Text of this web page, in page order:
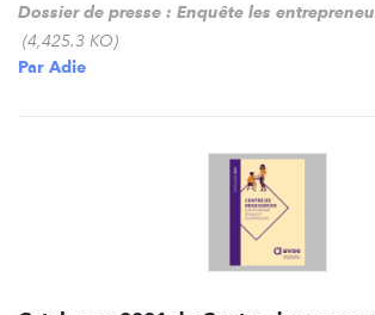
Dossier de presse : Enquête les
(4,425.3 KO)
Par Adie